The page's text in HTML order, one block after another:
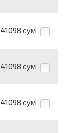
41098 сум
41098 сум
41098 сум